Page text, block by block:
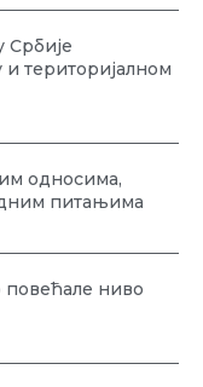
територијалном
односима,
питањима
повећале ниво